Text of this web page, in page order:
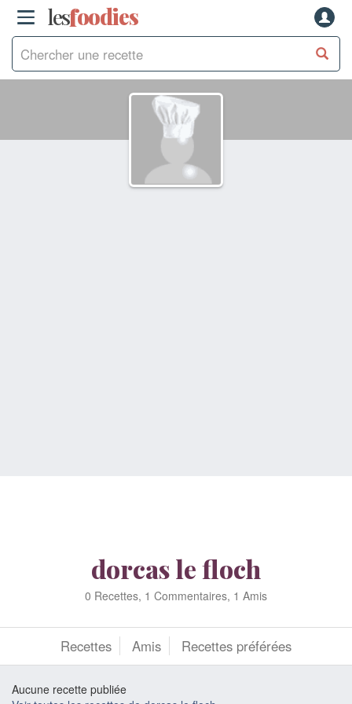
lesfoodies
dorcas le floch
0 Recettes, 1 Commentaires, 1 Amis
Recettes Amis Recettes préférées
Aucune recette publiée